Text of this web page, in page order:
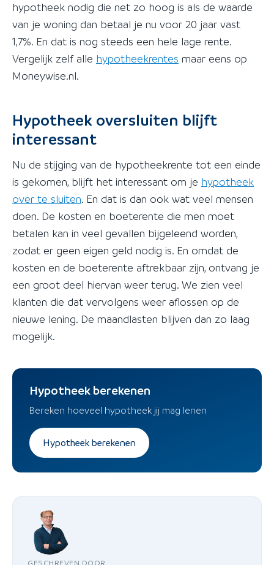
hypotheek nodig die net zo hoog is als de waarde
van je woning dan betaal je nu voor 20 jaar vast
1,7%. En dat is nog steeds een hele lage rente.
Vergelijk zelf alle hypotheekrentes maar eens op
Moneywise.nl.
Hypotheek oversluiten blijft
interessant
Nu de stijging van de hypotheekrente tot een einde
is gekomen, blijft het interessant om je hypotheek
over te sluiten. En dat is dan ook wat veel mensen
doen. De kosten en boeterente die men moet
betalen kan in veel gevallen bijgeleend worden,
zodat er geen eigen geld nodig is. En omdat de
kosten en de boeterente aftrekbaar zijn, ontvang je
een groot deel hiervan weer terug. We zien veel
klanten die dat vervolgens weer aflossen op de
nieuwe lening. De maandlasten blijven dan zo laag
mogelijk.
Hypotheek berekenen
Bereken hoeveel hypotheek jij mag lenen
Hypotheek berekenen
GESCHREVEN DOOR